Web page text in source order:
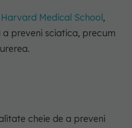
Harvard Medical School,
preveni sciatica, precum
cheie de a preveni